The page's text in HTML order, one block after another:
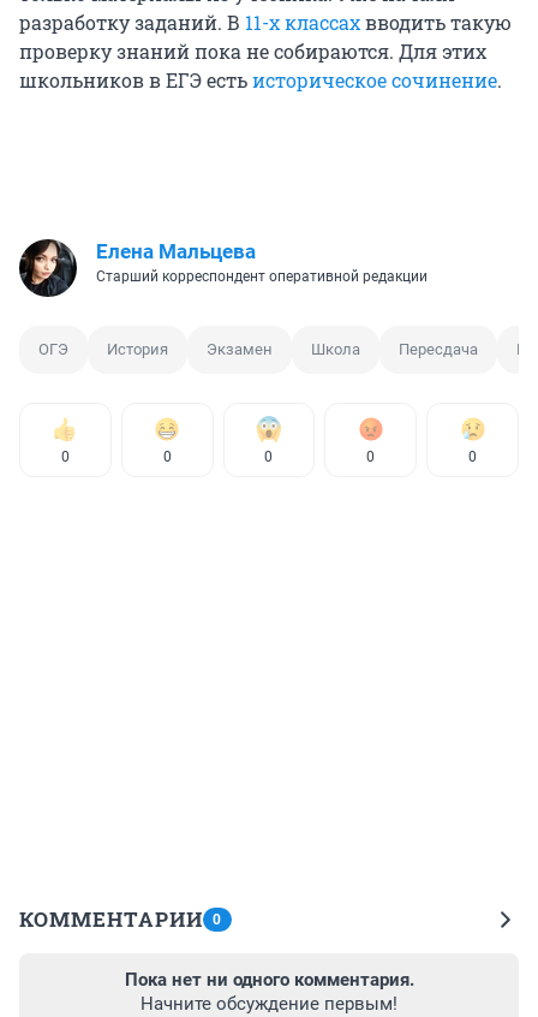
разработку заданий. В 11-х классахвводить такую
проверку знаний пока не собираются. Для этих
школьников в ЕГЭ естьисторическое сочинение.
Елена Мальцева
Старший корреспондент оперативной редакции
ОГЭ История Экзамен Школа Пересдача
0 0 0 0 0
КОММЕНТАРИИ 0
Пока нет ни одного комментария.
Начните обсуждение первым!